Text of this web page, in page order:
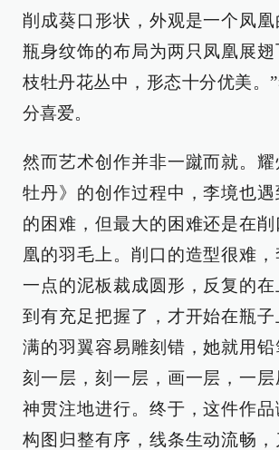
削成葵口形状，外观是一个凤凰
瓶身纹饰的布局为两只凤凰展
枝牡丹花丛中，形态十分优美。
分喜爱。
然而艺术创作并非一蹴而就。
牡丹》的创作过程中，李境也
的困难，但最大的困难还是在
凰的羽毛上。削口的造型很难
一点的泥板裁成圆形，反复的
到有充足把握了，才开始在瓶
满的羽翼容易雕刻错，她就用铅
刻一层，刻一层，画一层，一
神贯注地进行。终于，这件作
构图归整有序，线条生动流畅